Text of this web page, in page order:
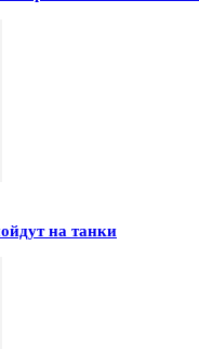
на танки